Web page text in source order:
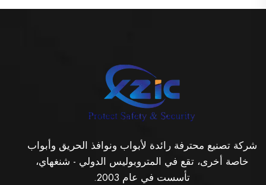
شركة تصنيع محترفة رائدة لأبواب ونوافذ الحريق وأبواب
خاصة أخرى، تقع في المتروبوليس الدولي - شنغهاي،
تأسست في عام 2003.